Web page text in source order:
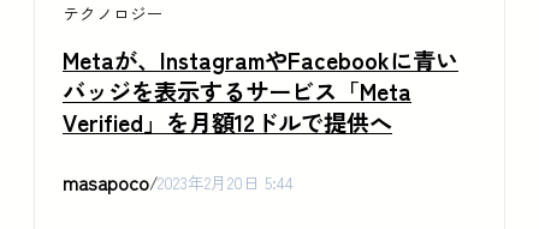
テクノロジー
Metaが、InstagramやFacebookに青い
バッジを表示するサービス「Meta
Verified」を月額12ドルで提供へ
masapoco/2023年2月20日 5:44